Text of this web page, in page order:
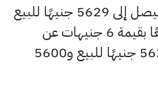
سجل سعر عيار 24 ارتفاعًا ليصل إلى 5629 جنيهًا للبيع
و5606 جنيهًا للشراء، مرتفعًا بقيمة 6 جنيهات عن
السعر السابق الذي كان 5629 جنيهًا للبيع و5600